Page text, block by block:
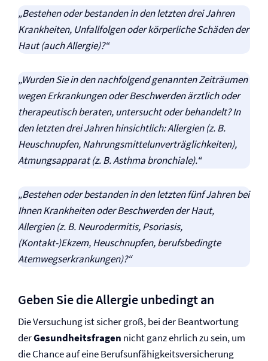
„Bestehen oder bestanden in den letzten drei Jahren
Krankheiten, Unfallfolgen oder körperliche Schäden der
Haut (auch Allergie)?“
„Wurden Sie in den nachfolgend genannten Zeiträumen
wegen Erkrankungen oder Beschwerden ärztlich oder
therapeutisch beraten, untersucht oder behandelt? In
den letzten drei Jahren hinsichtlich: Allergien (z. B.
Heuschnupfen, Nahrungsmittelunverträglichkeiten),
Atmungsapparat (z. B. Asthma bronchiale).“
„Bestehen oder bestanden in den letzten fünf Jahren bei
Ihnen Krankheiten oder Beschwerden der Haut,
Allergien (z. B. Neurodermitis, Psoriasis,
(Kontakt-)Ekzem, Heuschnupfen, berufsbedingte
Atemwegs­erkrankungen)?“
Geben Sie die Allergie unbedingt an
Die Versuchung ist sicher groß, bei der Beantwortung
derGesundheitsfragen nicht ganz ehrlich zu sein, um
die Chance auf eine Berufs­unfähigkeits­versicherung